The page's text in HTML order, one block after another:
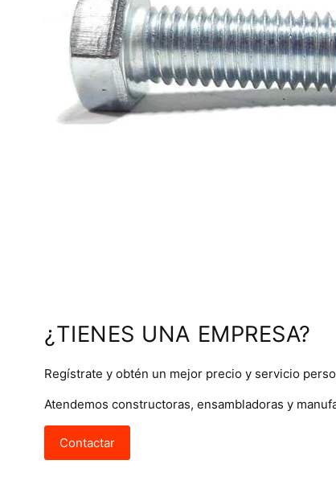
¿TIENES UNA EMPRESA?
Regístrate y obtén un mejor precio y servicio
Atendemos constructoras, ensambladoras y
Contactar